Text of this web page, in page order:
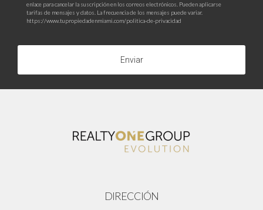
enlace para cancelar la suscripción en los correos electrónicos. Pueden aplicarse
tarifas de mensajes y datos. La frecuencia de los mensajes puede variar.
https://www.tupropiedadenmiami.com/politica-de-privacidad
Enviar
DIRECCIÓN